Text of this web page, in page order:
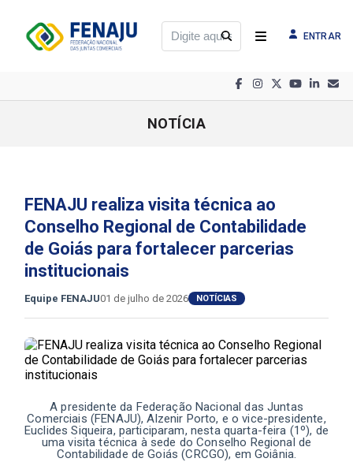
ENTRAR
NOTÍCIA
FENAJU realiza visita técnica ao
Conselho Regional de Contabilidade
de Goiás para fortalecer parcerias
institucionais
Equipe FENAJU01 de julho de 2026 NOTÍCIAS
A presidente da Federação Nacional das Juntas
Comerciais (FENAJU), Alzenir Porto, e o vice-presidente,
Euclides Siqueira, participaram, nesta quarta-feira (1º), de
uma visita técnica à sede do Conselho Regional de
Contabilidade de Goiás (CRCGO), em Goiânia.